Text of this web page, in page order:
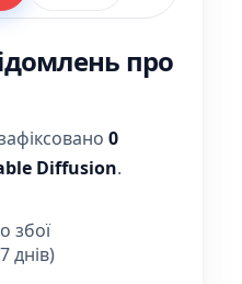
про
0
Diffusion.
збої
днів)